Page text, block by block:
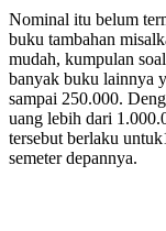
Nominal itu belum
buku tambahan
mudah, kumpulan
banyak buku lainnya
sampai 250.000.
uang lebih dari
tersebut berlaku
semeter depannya.